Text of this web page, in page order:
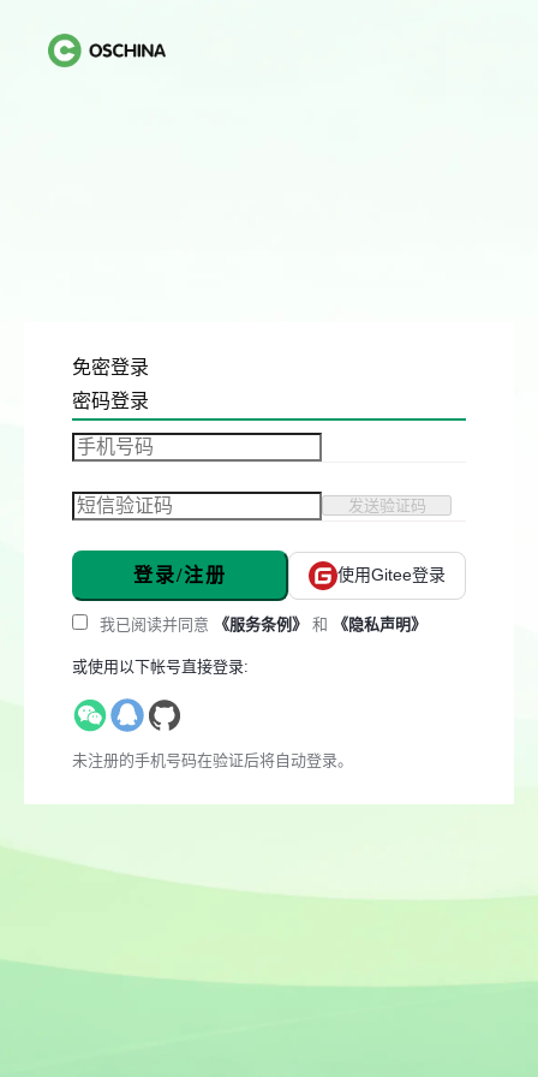
免密登录
密码登录
发送验证码
登录/注册 使用Gitee登录
我已阅读并同意 《服务条例》 和 《隐私声明》
或使用以下帐号直接登录:
未注册的手机号码在验证后将自动登录。